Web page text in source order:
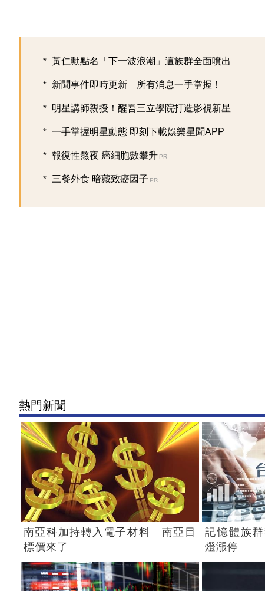
黃仁勳點名「下一波浪潮」這族群全面噴出
新聞事件即時更新 所有消息一手掌握！
明星講師親授！醒吾三立學院打造影視新星
一手掌握明星動態 即刻下載娛樂星聞APP
報復性熬夜 癌細胞數攀升 PR
三餐外食 暗藏致癌因子 PR
熱門新聞
南亞科加持轉入電子材料 南亞目
標價來了
記憶體族
燈漲停